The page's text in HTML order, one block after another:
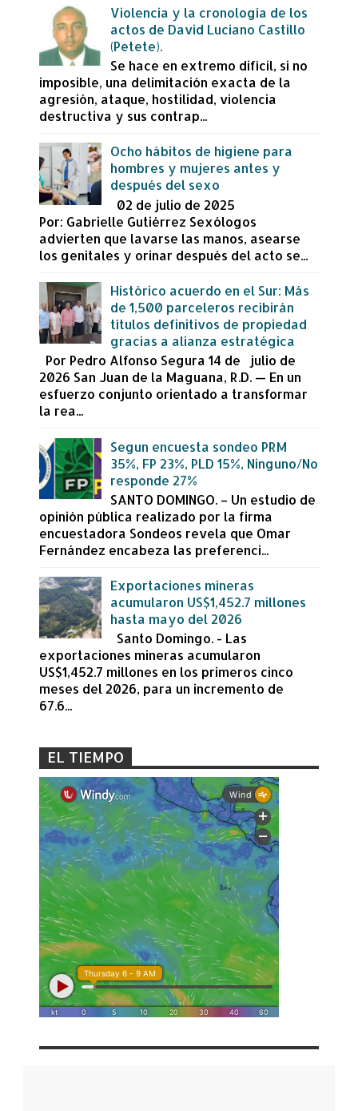
Violencia y la cronología de los
actos de David Luciano Castillo
(Petete).
Se hace en extremo difícil, si no
imposible, una delimitación exacta de la
agresión, ataque, hostilidad, violencia
destructiva y sus contrap...
Ocho hábitos de higiene para
hombres y mujeres antes y
después del sexo
02 de julio de 2025
Por: Gabrielle Gutiérrez Sexólogos
advierten que lavarse las manos, asearse
los genitales y orinar después del acto se...
Histórico acuerdo en el Sur: Más
de 1,500 parceleros recibirán
títulos definitivos de propiedad
gracias a alianza estratégica
Por Pedro Alfonso Segura 14 de julio de
2026 San Juan de la Maguana, R.D. — En un
esfuerzo conjunto orientado a transformar
la rea...
Segun encuesta sondeo PRM
35%, FP 23%, PLD 15%, Ninguno/No
responde 27%
SANTO DOMINGO. – Un estudio de
opinión pública realizado por la firma
encuestadora Sondeos revela que Omar
Fernández encabeza las preferenci...
Exportaciones mineras
acumularon US$1,452.7 millones
hasta mayo del 2026
Santo Domingo. - Las
exportaciones mineras acumularon
US$1,452.7 millones en los primeros cinco
meses del 2026, para un incremento de
67.6...
EL TIEMPO